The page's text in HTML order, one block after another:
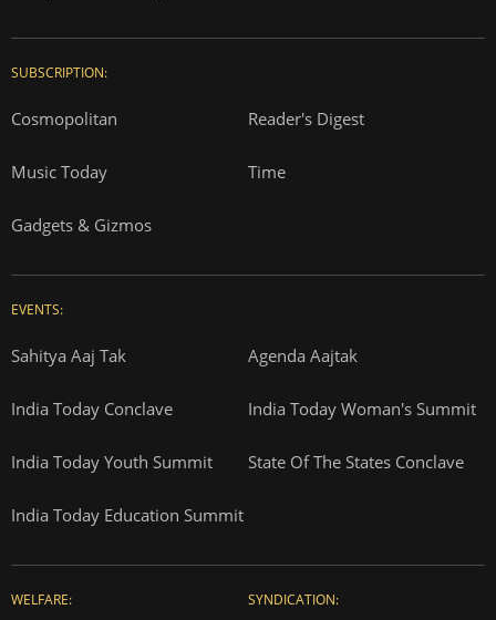
SUBSCRIPTION:
Cosmopolitan Reader's Digest
Music Today Time
Gadgets & Gizmos
EVENTS:
Sahitya Aaj Tak Agenda Aajtak
India Today Conclave India Today Woman's Summit
India Today Youth Summit State Of The States Conclave
India Today Education Summit
WELFARE: SYNDICATION: